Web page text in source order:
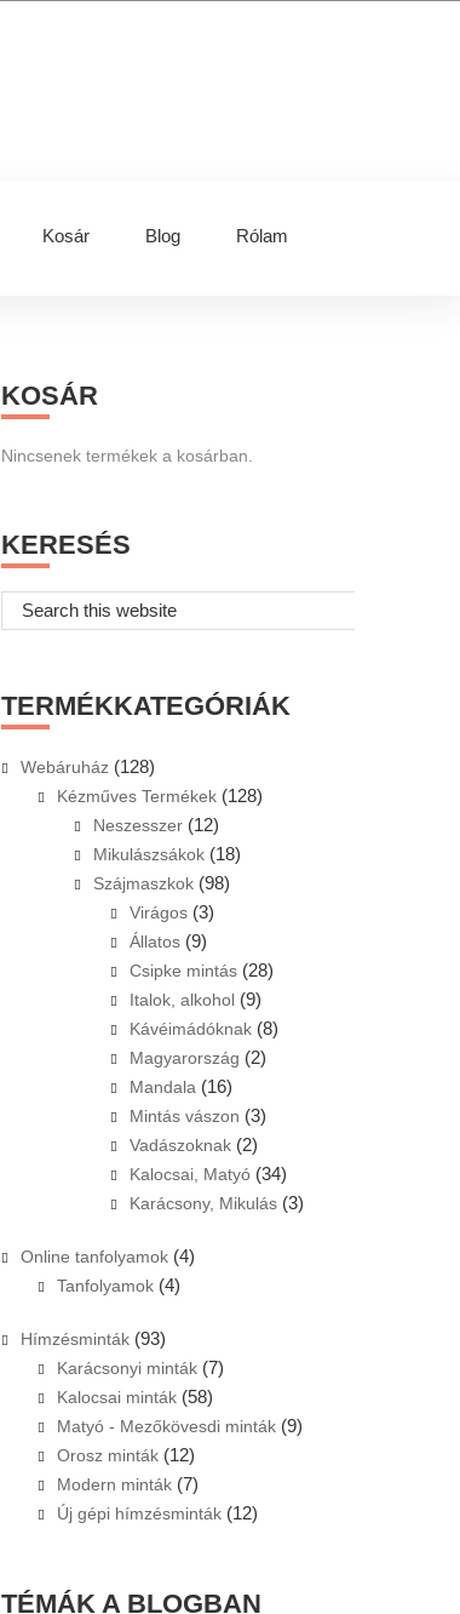
Kosár Blog Rólam
Primary
Sidebar
KOSÁR
Nincsenek termékek a kosárban.
KERESÉS
Search
this
TERMÉKKATEGÓRIÁK
Webáruház (128)
Kézműves Termékek (128)
Neszesszer (12)
Mikulászsákok (18)
Szájmaszkok (98)
Virágos (3)
Állatos (9)
Csipke mintás (28)
Italok, alkohol (9)
Kávéimádóknak (8)
Magyarország (2)
Mandala (16)
Mintás vászon (3)
Vadászoknak (2)
Kalocsai, Matyó (34)
Karácsony, Mikulás (3)
Online tanfolyamok (4)
Tanfolyamok (4)
Hímzésminták (93)
Karácsonyi minták (7)
Kalocsai minták (58)
Matyó - Mezőkövesdi minták (9)
Orosz minták (12)
Modern minták (7)
Új gépi hímzésminták (12)
TÉMÁK A BLOGBAN